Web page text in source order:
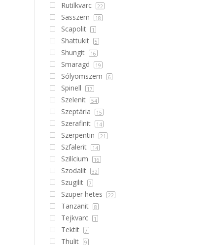
Rutilkvarc 22
Sasszem 18
Scapolit 1
Shattukit 5
Shungit 16
Smaragd 19
Sólyomszem 6
Spinell 17
Szelenit 54
Szeptária 15
Szerafinit 14
Szerpentin 21
Szfalerit 14
Szilícium 16
Szodalit 32
Szugilit 7
Szuper hetes 22
Tanzanit 8
Tejkvarc 1
Tektit 7
Thulit 9